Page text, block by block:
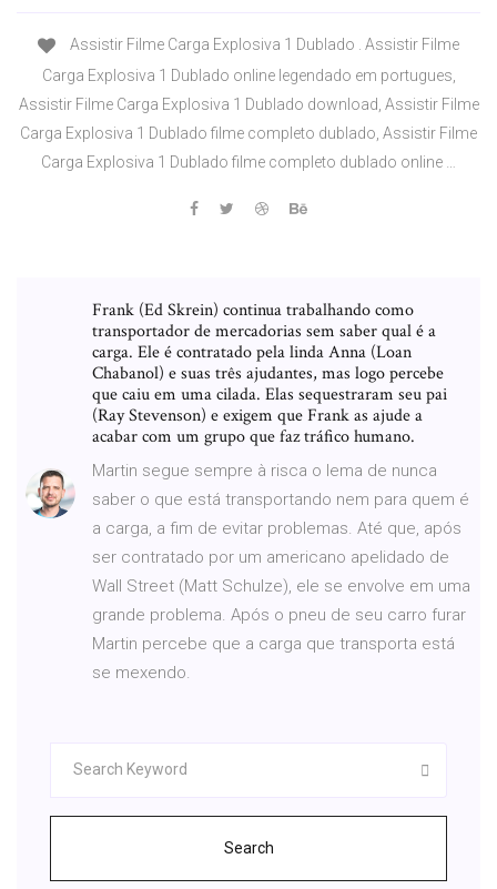
Assistir Filme Carga Explosiva 1 Dublado . Assistir Filme
Carga Explosiva 1 Dublado online legendado em portugues,
Assistir Filme Carga Explosiva 1 Dublado download, Assistir Filme
Carga Explosiva 1 Dublado filme completo dublado, Assistir Filme
Carga Explosiva 1 Dublado filme completo dublado online …
Frank (Ed Skrein) continua trabalhando como
transportador de mercadorias sem saber qual é a
carga. Ele é contratado pela linda Anna (Loan
Chabanol) e suas três ajudantes, mas logo percebe
que caiu em uma cilada. Elas sequestraram seu pai
(Ray Stevenson) e exigem que Frank as ajude a
acabar com um grupo que faz tráfico humano.
Martin segue sempre à risca o lema de nunca
saber o que está transportando nem para quem é
a carga, a fim de evitar problemas. Até que, após
ser contratado por um americano apelidado de
Wall Street (Matt Schulze), ele se envolve em uma
grande problema. Após o pneu de seu carro furar
Martin percebe que a carga que transporta está
se mexendo.
Search